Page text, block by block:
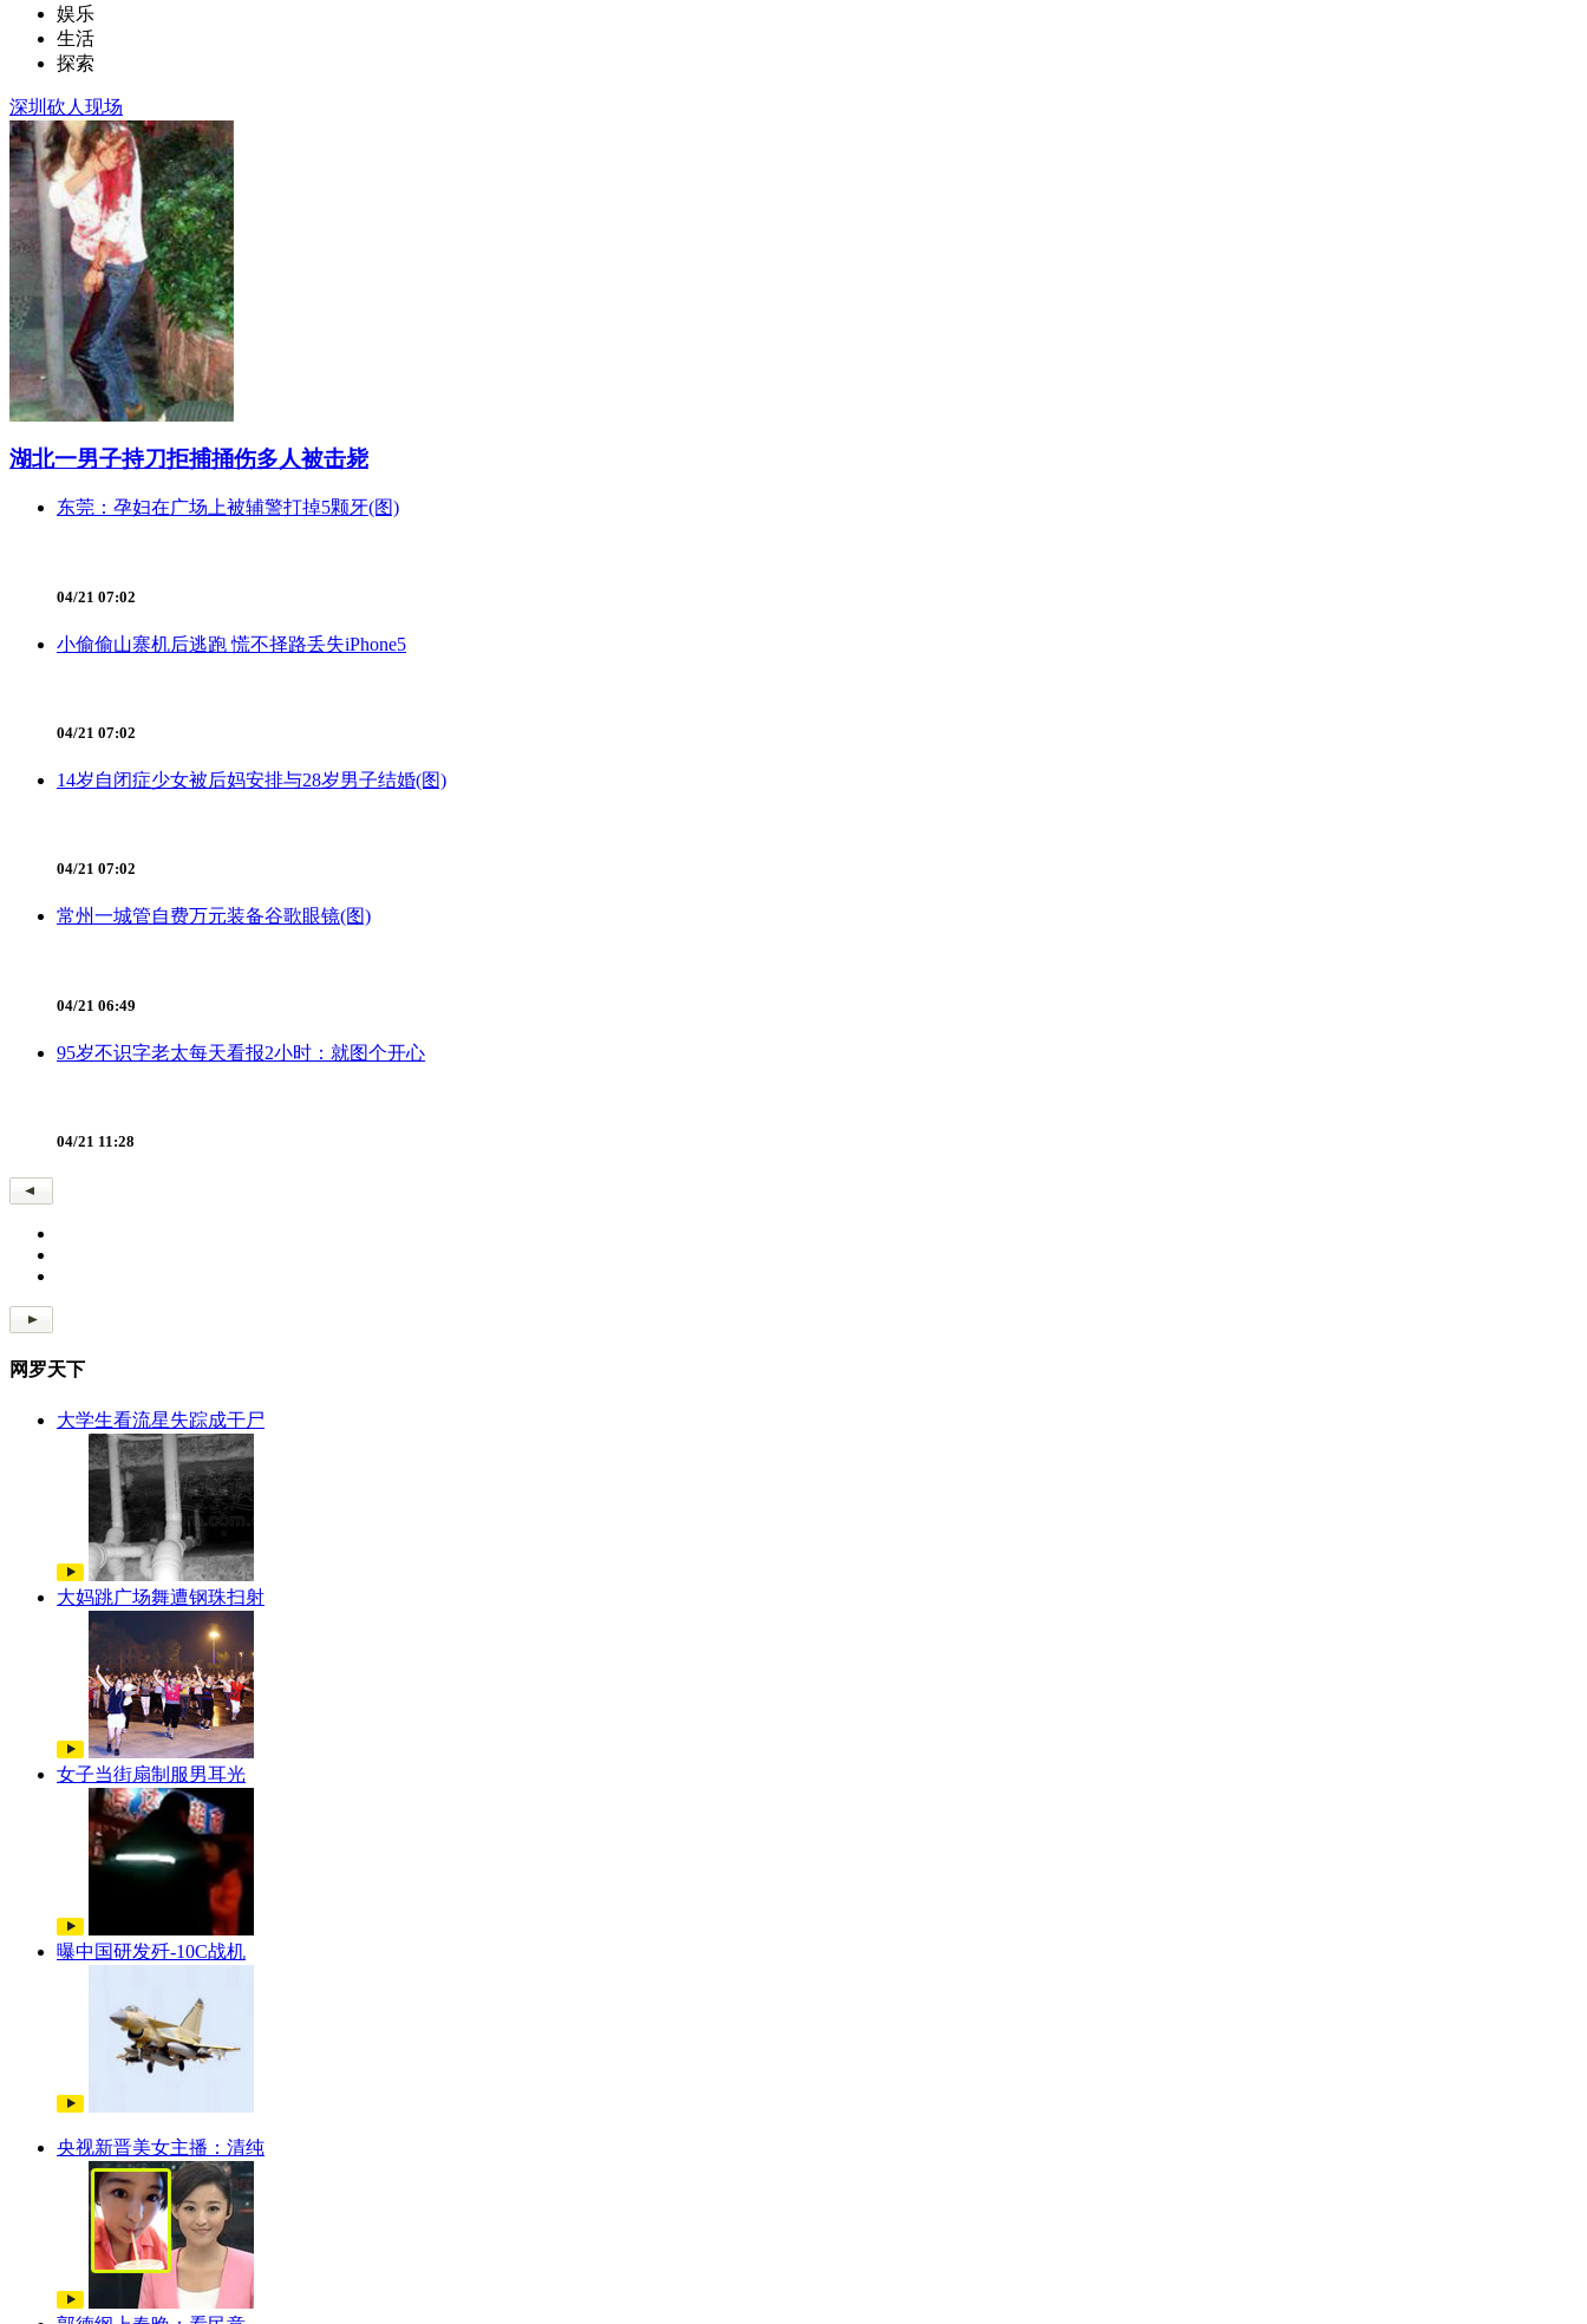
娱乐
生活
探索
深圳砍人现场
湖北一男子持刀拒捕捅伤多人被击毙
东莞：孕妇在广场上被辅警打掉5颗牙(图)
04/21 07:02
小偷偷山寨机后逃跑 慌不择路丢失iPhone5
04/21 07:02
14岁自闭症少女被后妈安排与28岁男子结婚(图)
04/21 07:02
常州一城管自费万元装备谷歌眼镜(图)
04/21 06:49
95岁不识字老太每天看报2小时：就图个开心
04/21 11:28
网罗天下
大学生看流星失踪成干尸
大妈跳广场舞遭钢珠扫射
女子当街扇制服男耳光
曝中国研发歼-10C战机
央视新晋美女主播：清纯